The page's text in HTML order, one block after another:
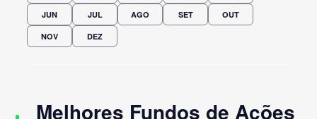
JUN JUL AGO SET OUT
NOV DEZ
Melhores Fundos de Ações